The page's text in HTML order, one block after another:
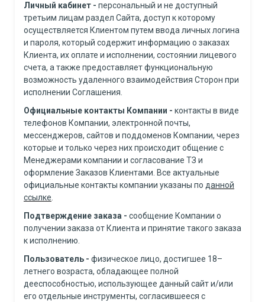
Личный кабинет - персональный и не доступный
третьим лицам раздел Сайта, доступ к которому
осуществляется Клиентом путем ввода личных логина
и пароля, который содержит информацию о заказах
Клиента, их оплате и исполнении, состоянии лицевого
счета, а также предоставляет функциональную
возможность удаленного взаимодействия Сторон при
исполнении Соглашения.
Официальные контакты Компании - контакты в виде
телефонов Компании, электронной почты,
мессенджеров, сайтов и поддоменов Компании, через
которые и только через них происходит общение с
Менеджерами компании и согласование ТЗ и
оформление Заказов Клиентами. Все актуальные
официальные контакты компании указаны по данной
ссылке.
Подтверждение заказа - сообщение Компании о
получении заказа от Клиента и принятие такого заказа
к исполнению.
Пользователь - физическое лицо, достигшее 18–
летнего возраста, обладающее полной
дееспособностью, использующее данный сайт и/или
его отдельные инструменты, согласившееся с